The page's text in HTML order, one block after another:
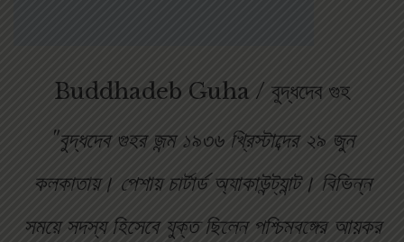
Buddhadeb Guha / বুদ্ধদেব গুহ
"বুদ্ধদেব গুহর জন্ম ১৯৩৬ খ্রিস্টাব্দের ২৯ জুন
কলকাতায়। পেশায় চার্টার্ড অ্যাকাউন্ট্যান্ট। বিভিন্ন
সময়ে সদস্য হিসেবে যুক্ত ছিলেন পশ্চিমবঙ্গের আয়কর